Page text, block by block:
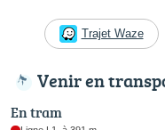
Trajet Waze
Venir en
En tram